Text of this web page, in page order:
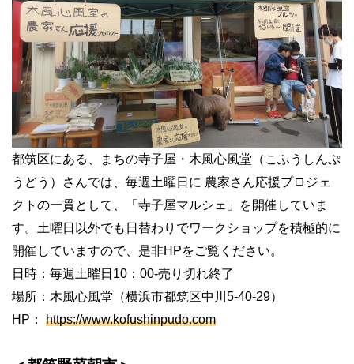
都筑区にある、まちの寺子屋・木風心風堂（こふうしんぷ
うどう）さんでは、毎週土曜日に 農家さん応援プロジェ
クトの一貫として、「寺子屋マルシェ」を開催していま
す。土曜日以外でも日替わりでワークショップを積極的に
開催していますので、是非HPをご覧ください。
日時：毎週土曜日 10 ： 00-売り切れ終了
場所： 木風心風堂（横浜市都筑区中川 5-40-29）
HP ： https://www.kofushinpudo.com